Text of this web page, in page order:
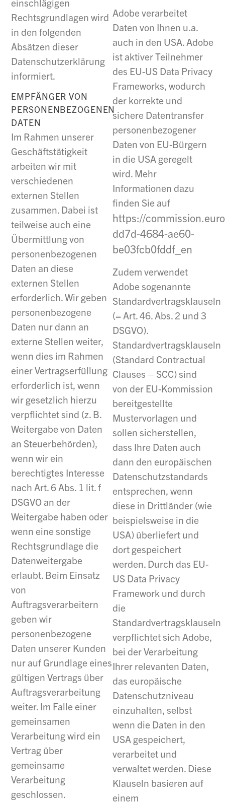
Rechtsgrundlagen wird
in den folgenden
Absätzen dieser
Datenschutzerklärung
informiert.
EMPFÄNGER VON
PERSONENBEZOGENEN
DATEN
Im Rahmen unserer
Geschäftstätigkeit
arbeiten wir mit
verschiedenen
externen Stellen
zusammen. Dabei ist
teilweise auch eine
Übermittlung von
personenbezogenen
Daten an diese
externen Stellen
erforderlich. Wir geben
personenbezogene
Daten nur dann an
externe Stellen weiter,
wenn dies im Rahmen
einer Vertragserfüllung
erforderlich ist, wenn
wir gesetzlich hierzu
verpflichtet sind (z. B.
Weitergabe von Daten
an Steuerbehörden),
wenn wir ein
berechtigtes Interesse
nach Art. 6 Abs. 1 lit. f
DSGVO an der
Weitergabe haben oder
wenn eine sonstige
Rechtsgrundlage die
Datenweitergabe
erlaubt. Beim Einsatz
von
Auftragsverarbeitern
geben wir
personenbezogene
Daten unserer Kunden
nur auf Grundlage eines
gültigen Vertrags über
Auftragsverarbeitung
weiter. Im Falle einer
gemeinsamen
Verarbeitung wird ein
Vertrag über
gemeinsame
Verarbeitung
geschlossen.
Adobe verarbeitet
Daten von Ihnen u.a.
auch in den USA. Adobe
ist aktiver Teilnehmer
des EU-US Data Privacy
Frameworks, wodurch
der korrekte und
sichere Datentransfer
personenbezogener
Daten von EU-Bürgern
in die USA geregelt
wird. Mehr
Informationen dazu
finden Sie auf
https://
dd7d-4684-ae60-
be03fcb0fddf_en
Zudem verwendet
Adobe sogenannte
Standardvertragsklauseln
(= Art. 46. Abs. 2 und 3
DSGVO).
Standardvertragsklauseln
(Standard Contractual
Clauses – SCC) sind
von der EU-Kommission
bereitgestellte
Mustervorlagen und
sollen sicherstellen,
dass Ihre Daten auch
dann den europäischen
Datenschutzstandards
entsprechen, wenn
diese in Drittländer (wie
beispielsweise in die
USA) überliefert und
dort gespeichert
werden. Durch das EU-
US Data Privacy
Framework und durch
die
Standardvertragsklauseln
verpflichtet sich Adobe,
bei der Verarbeitung
Ihrer relevanten Daten,
das europäische
Datenschutzniveau
einzuhalten, selbst
wenn die Daten in den
USA gespeichert,
verarbeitet und
verwaltet werden. Diese
Klauseln basieren auf
einem